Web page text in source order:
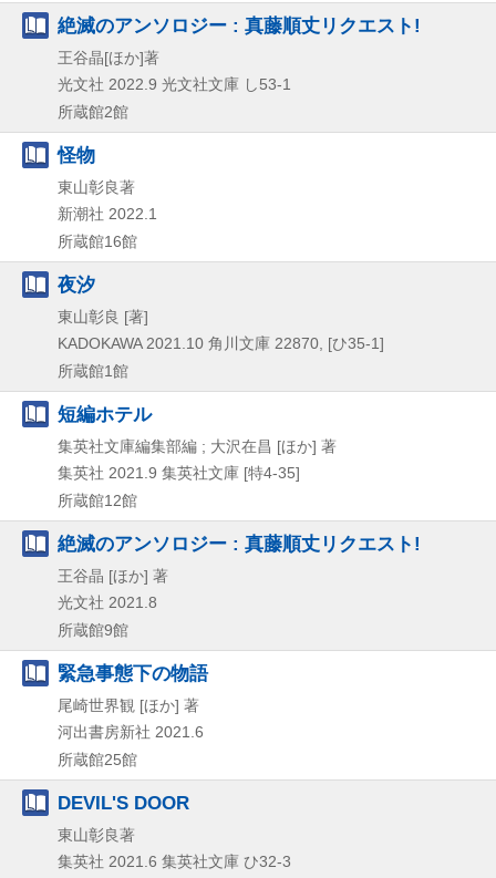
絶滅のアンソロジー : 真藤順丈リクエスト!
王谷晶[ほか]著
光文社 2022.9 光文社文庫 し53-1
所蔵館2館
怪物
東山彰良著
新潮社 2022.1
所蔵館16館
夜汐
東山彰良 [著]
KADOKAWA 2021.10 角川文庫 22870, [ひ35-1]
所蔵館1館
短編ホテル
集英社文庫編集部編 ; 大沢在昌 [ほか] 著
集英社 2021.9 集英社文庫 [特4-35]
所蔵館12館
絶滅のアンソロジー : 真藤順丈リクエスト!
王谷晶 [ほか] 著
光文社 2021.8
所蔵館9館
緊急事態下の物語
尾崎世界観 [ほか] 著
河出書房新社 2021.6
所蔵館25館
DEVIL'S DOOR
東山彰良著
集英社 2021.6 集英社文庫 ひ32-3